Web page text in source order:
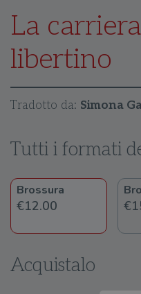
La
libertino
Tradotto da: Simona
Tutti i formati
Brossura
€12.00
Acquistalo